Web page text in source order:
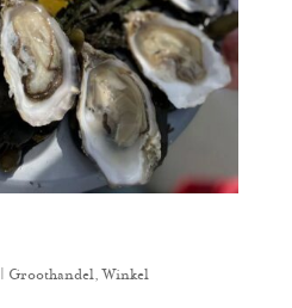
Groothandel,Winkel